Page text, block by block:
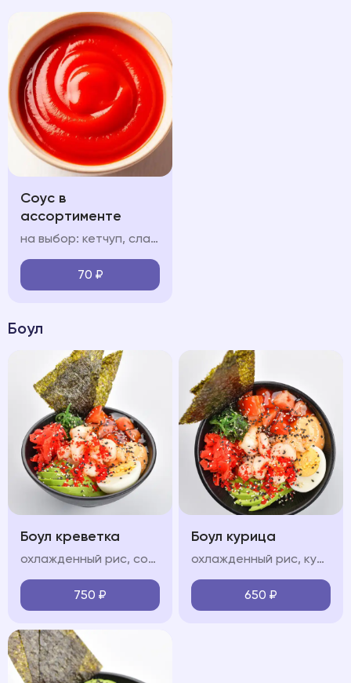
Соус в
ассортименте
на выбор: кетчуп, сладкий чили соус чесночный, сырный
70 ₽
Боул
Боул креветка
охлажденный рис, сочные тигровые креветки, свежие овощи (огурец, авокадо, черри), яйцо, водоросли чукка, нори, икра "тобико", соус "терияки", соус "спайси", кунжут
750 ₽
Боул курица
охлажденный рис, куриная грудка, обжаренные в соусе терияки, свежие овощи (огурец, авокадо, черри), яйцо, водоросли чукка, нори, икра "тобико", соус "терияки", соус "спайси", кунжут
650 ₽